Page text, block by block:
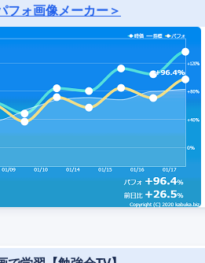
フォ画像メーカー＞